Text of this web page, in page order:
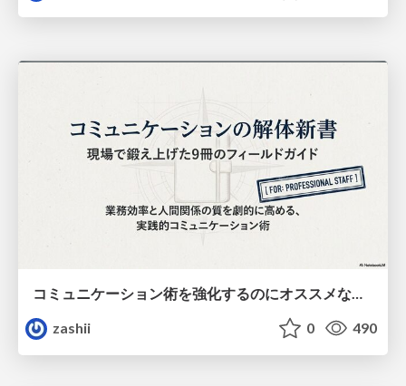
zashii
0 490